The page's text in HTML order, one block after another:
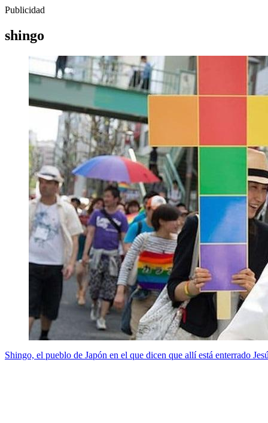
Publicidad
shingo
Shingo, el pueblo de Japón en el que dicen que allí está enterrado